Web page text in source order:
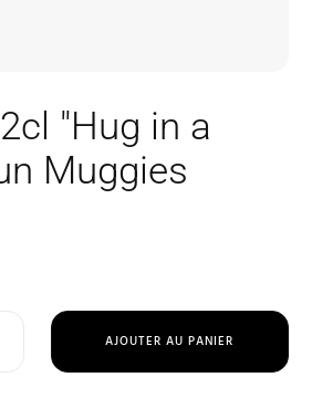
"Hug in a
Muggies
AJOUTER AU PANIER